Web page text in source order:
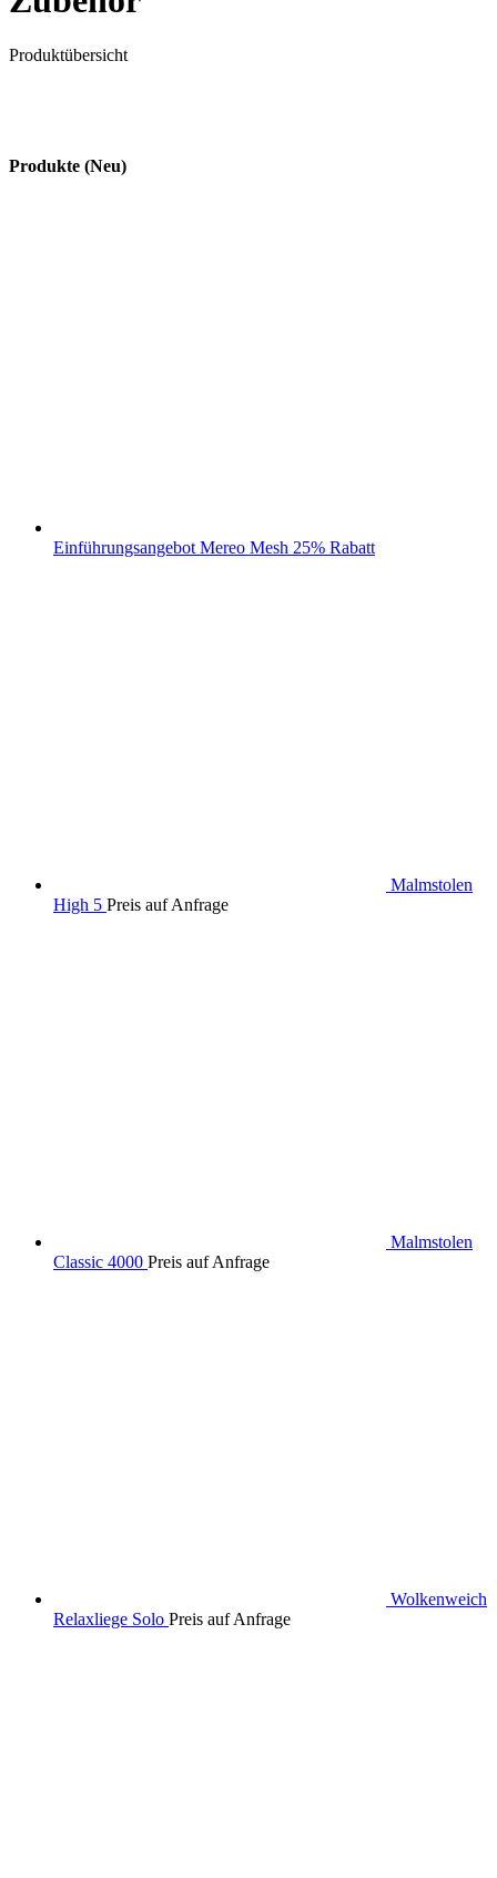
Produktübersicht
Produkte (Neu)
Einführungsangebot Mereo Mesh 25% Rabatt
Malmstolen
High 5 Preis auf Anfrage
Malmstolen
Classic 4000 Preis auf Anfrage
Wolkenweich
Relaxliege Solo Preis auf Anfrage